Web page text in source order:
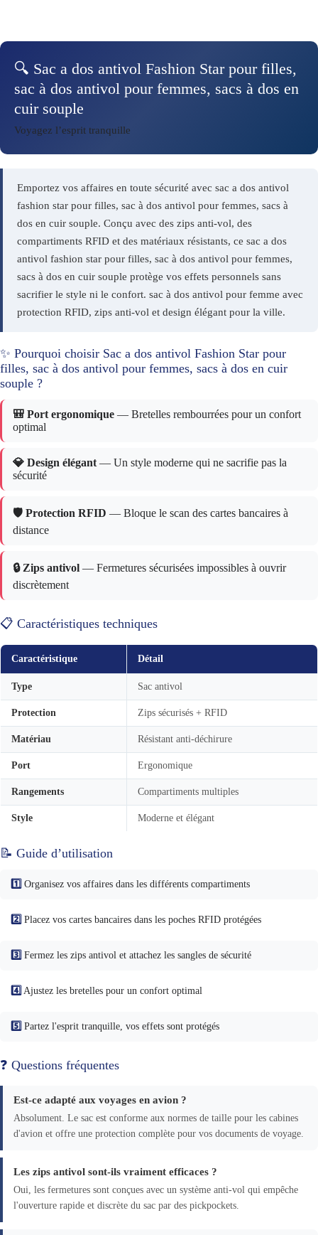
🔍 Sac a dos antivol Fashion Star pour filles,
sac à dos antivol pour femmes, sacs à dos en
cuir souple
Voyagez l’esprit tranquille
Emportez vos affaires en toute sécurité avec sac a dos antivol
fashion star pour filles, sac à dos antivol pour femmes, sacs à
dos en cuir souple. Conçu avec des zips anti-vol, des
compartiments RFID et des matériaux résistants, ce sac a dos
antivol fashion star pour filles, sac à dos antivol pour femmes,
sacs à dos en cuir souple protège vos effets personnels sans
sacrifier le style ni le confort. sac à dos antivol pour femme avec
protection RFID, zips anti-vol et design élégant pour la ville.
✨ Pourquoi choisir Sac a dos antivol Fashion Star pour
filles, sac à dos antivol pour femmes, sacs à dos en cuir
souple ?
🎒 Port ergonomique — Bretelles rembourrées pour un confort
optimal
💎 Design élégant— Un style moderne qui ne sacrifie pas la
sécurité
🛡️ Protection RFID — Bloque le scan des cartes bancaires à
distance
🔒 Zips antivol — Fermetures sécurisées impossibles à ouvrir
discrètement
📋 Caractéristiques techniques
Caractéristique Détail
Type Sac antivol
Protection Zips sécurisés + RFID
Matériau Résistant anti-déchirure
Port Ergonomique
Rangements Compartiments multiples
Style Moderne et élégant
📝 Guide d’utilisation
1️⃣ Organisez vos affaires dans les différents compartiments
2️⃣ Placez vos cartes bancaires dans les poches RFID protégées
3️⃣ Fermez les zips antivol et attachez les sangles de sécurité
4️⃣ Ajustez les bretelles pour un confort optimal
5️⃣ Partez l'esprit tranquille, vos effets sont protégés
❓ Questions fréquentes
Est-ce adapté aux voyages en avion ?
Absolument. Le sac est conforme aux normes de taille pour les cabines
d'avion et offre une protection complète pour vos documents de voyage.
Les zips antivol sont-ils vraiment efficaces ?
Oui, les fermetures sont conçues avec un système anti-vol qui empêche
l'ouverture rapide et discrète du sac par des pickpockets.